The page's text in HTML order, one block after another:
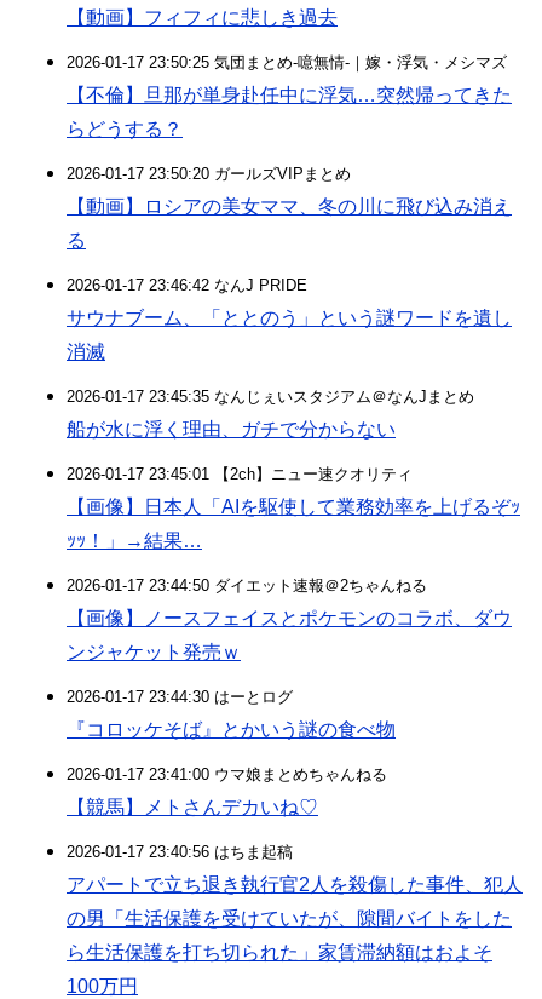
【動画】フィフィに悲しき過去
2026-01-17 23:50:25 気団まとめ-噫無情-｜嫁・浮気・メシマズ
【不倫】旦那が単身赴任中に浮気…突然帰ってきた
らどうする？
2026-01-17 23:50:20 ガールズVIPまとめ
【動画】ロシアの美女ママ、冬の川に飛び込み消え
る
2026-01-17 23:46:42 なんJ PRIDE
サウナブーム、「ととのう」という謎ワードを遺し
消滅
2026-01-17 23:45:35 なんじぇいスタジアム＠なんJまとめ
船が水に浮く理由、ガチで分からない
2026-01-17 23:45:01 【2ch】ニュー速クオリティ
【画像】日本人「AIを駆使して業務効率を上げるぞｯ
ｯｯ！」→結果…
2026-01-17 23:44:50 ダイエット速報＠2ちゃんねる
【画像】ノースフェイスとポケモンのコラボ、ダウ
ンジャケット発売ｗ
2026-01-17 23:44:30 はーとログ
『コロッケそば』とかいう謎の食べ物
2026-01-17 23:41:00 ウマ娘まとめちゃんねる
【競馬】メトさんデカいね♡
2026-01-17 23:40:56 はちま起稿
アパートで立ち退き執行官2人を殺傷した事件、犯人
の男「生活保護を受けていたが、隙間バイトをした
ら生活保護を打ち切られた」家賃滞納額はおよそ
100万円